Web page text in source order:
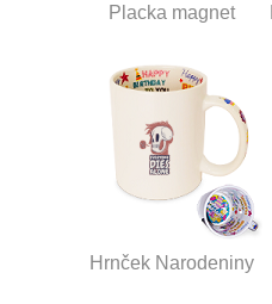
Placka magnet
Hrnček Narodeniny